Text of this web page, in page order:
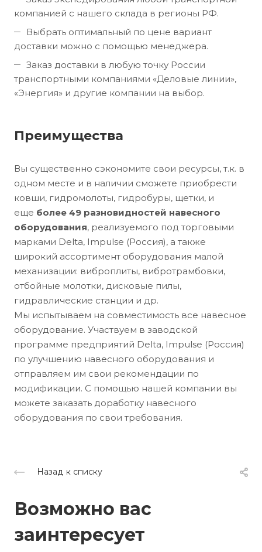
компанией с нашего склада в регионы РФ.
Выбрать оптимальный по цене вариант
доставки можно с помощью менеджера.
Заказ доставки в любую точку России
транспортными компаниями «Деловые линии»,
«Энергия» и другие компании на выбор.
Преимущества
Вы существенно сэкономите свои ресурсы, т.к. в
одном месте и в наличии сможете приобрести
ковши, гидромолоты, гидробуры, щетки, и
еще более 49 разновидностей навесного
оборудования, реализуемого под торговыми
марками Delta, Impulse (Россия), а также
широкий ассортимент оборудования малой
механизации: виброплиты, вибротрамбовки,
отбойные молотки, дисковые пилы,
гидравлические станции и др.
Мы испытываем на совместимость все навесное
оборудование. Участвуем в заводской
программе предприятий Delta, Impulse (Россия)
по улучшению навесного оборудования и
отправляем им свои рекомендации по
модификации. С помощью нашей компании вы
можете заказать доработку навесного
оборудования по свои требования.
Назад к списку
Возможно вас
заинтересует